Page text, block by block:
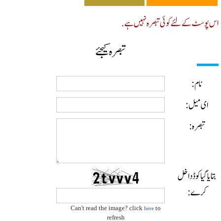
کے لئے کوئی تبصرہ نہیں ہے.
تبصرہ کیجئے
نام:
ای میل:
تبصرہ:
گیا کوڈ داخل
کرے:
Can't read the image? clickhere
refresh